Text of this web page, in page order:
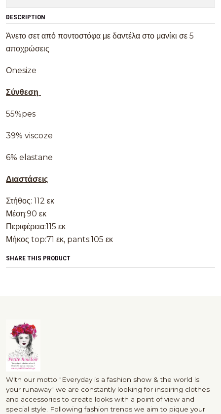
DESCRIPTION
Άνετο σετ από ποντοστόφα με δαντέλα στο μανίκι σε 5
αποχρώσεις
Οnesize
Σύνθεση
55%pes
39% viscoze
6% elastane
Διαστάσεις
Στήθος: 112 εκ
Μέση:90 εκ
Περιφέρεια:115 εκ
Μήκος top:71 εκ, pants:105 εκ
SHARE THIS PRODUCT
With our motto "Everyday is a fashion show & the world is
your runaway" we are constantly looking for inspiring clothes
and accessories to create looks with a point of view and
special style. Following fashion trends we aim to pique your